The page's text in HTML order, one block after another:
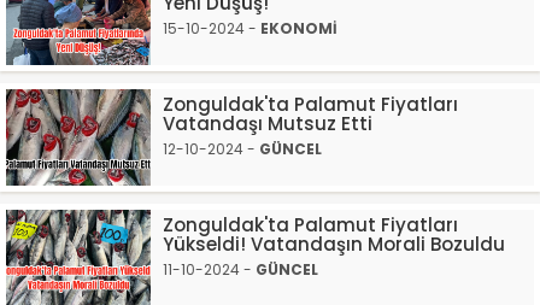
15-10-2024 - EKONOMİ
Zonguldak'ta Palamut Fiyatları
Vatandaşı Mutsuz Etti
12-10-2024 - GÜNCEL
Zonguldak'ta Palamut Fiyatları
Yükseldi! Vatandaşın Morali Bozuldu
11-10-2024 - GÜNCEL